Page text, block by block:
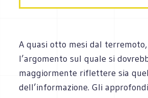
A quasi otto mesi dal
l’argomento sul quale si
maggiormente riflettere sia
dell’informazione. Gli